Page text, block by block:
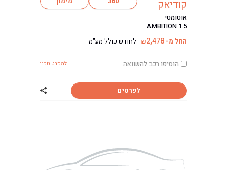
קודיאק
אוטומטי
AMBITION 1.5
החל מ- ₪2,478 לחודש כולל מע"מ
הוסיפו רכב להשוואה למפרט טכני
לפרטים שתף רכב סקודה